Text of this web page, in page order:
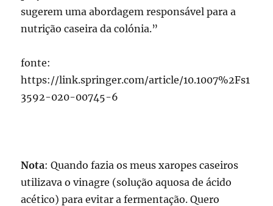
sugerem uma abordagem responsável para a
nutrição caseira da colónia.”
fonte:
https://link.springer.com/article/10.1007%2Fs1
3592-020-00745-6
Nota: Quando fazia os meus xaropes caseiros
utilizava o vinagre (solução aquosa de ácido
acético) para evitar a fermentação. Quero